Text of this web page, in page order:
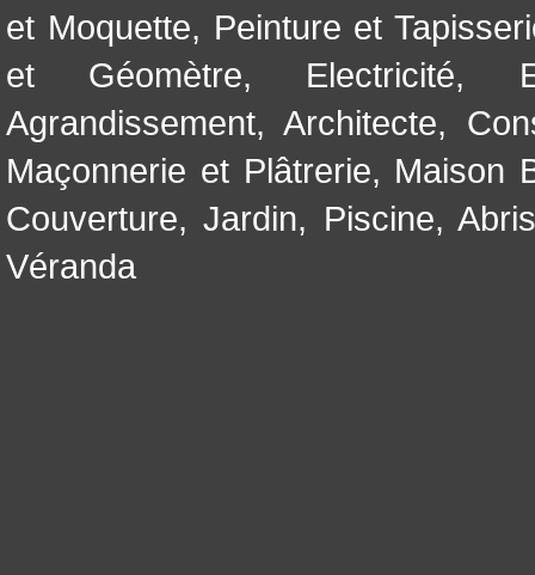
et Moquette, Peinture et
et Géomètre, Electricité,
Agrandissement, Architecte,
Maçonnerie et Plâtrerie, Maison
Couverture,Jardin, Piscine,
Véranda